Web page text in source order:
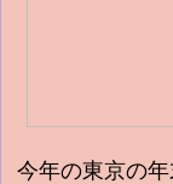
今年の東京の